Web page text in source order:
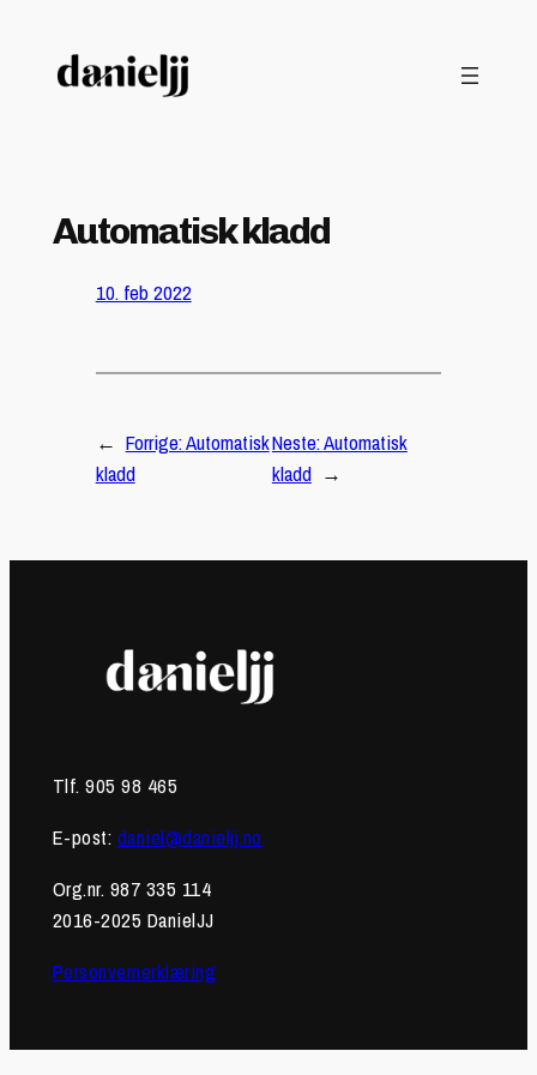
innhold
Automatisk kladd
10. feb 2022
← Forrige:Automatisk
kladd
Neste:Automatisk
kladd →
Tlf. 905 98 465
E-post: daniel@danieljj.no
Org.nr. 987 335 114
2016-2025 DanielJJ
Personvernerklæring